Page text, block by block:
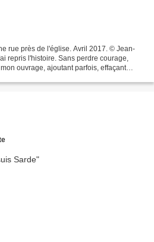
rue près de l'église. Avril 2017. © Jean-
repris l'histoire. Sans perdre courage,
ouvrage, ajoutant parfois, effaçant